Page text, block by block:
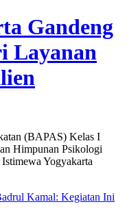
Gandeng
Layanan
(BAPAS) Kelas I
Himpunan Psikologi
Yogyakarta
Kamal: Kegiatan Ini